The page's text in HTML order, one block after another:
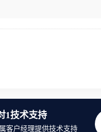
1技术支持
客户经理提供技术支持